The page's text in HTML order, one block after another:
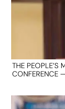
THE PEOPLE’S
CONFERENCE